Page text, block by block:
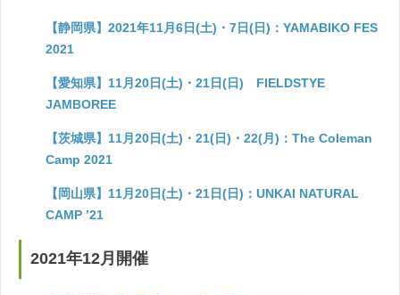
【静岡県】2021年11月6日(土)・7日(日)：YAMABIKO FES
2021
【愛知県】11月20日(土)・21日(日) FIELDSTYE
JAMBOREE
【茨城県】11月20日(土)・21(日)・22(月)：The Coleman
Camp 2021
【岡山県】11月20日(土)・21日(日)：UNKAI NATURAL
CAMP ’21
2021年12月開催